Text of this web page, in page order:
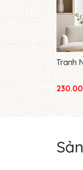
Tranh